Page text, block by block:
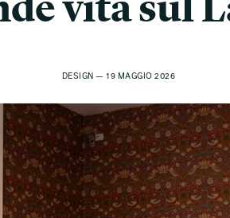
DESIGN — 19 MAGGIO 2026